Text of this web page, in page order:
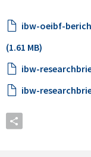
ibw-oeibf-
(1.61 MB)
ibw-
ibw-